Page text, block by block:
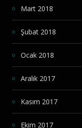
Mart 2018
Şubat 2018
Ocak 2018
Aralık 2017
Kasım 2017
Ekim 2017